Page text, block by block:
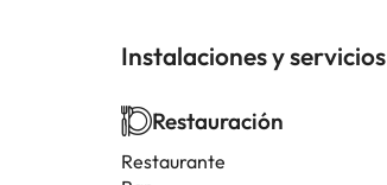
Instalaciones y servicios
Restauración
Restaurante